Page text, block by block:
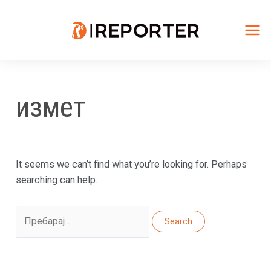
измет
It seems we can’t find what you’re looking for. Perhaps
searching can help.